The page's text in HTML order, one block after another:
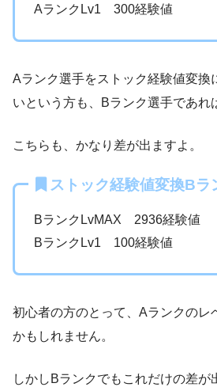
AランクLv1 300経験値
Aランク選手をストック経験値変換
いという方も、Bランク選手であれ
こちらも、かなり差が出ますよ。
ストック経験値変換Bラ
BランクLvMAX 2936経験値
BランクLv1 100経験値
初心者の方のとって、Aランクのレ
かもしれません。
しかしBランクでもこれだけの差が